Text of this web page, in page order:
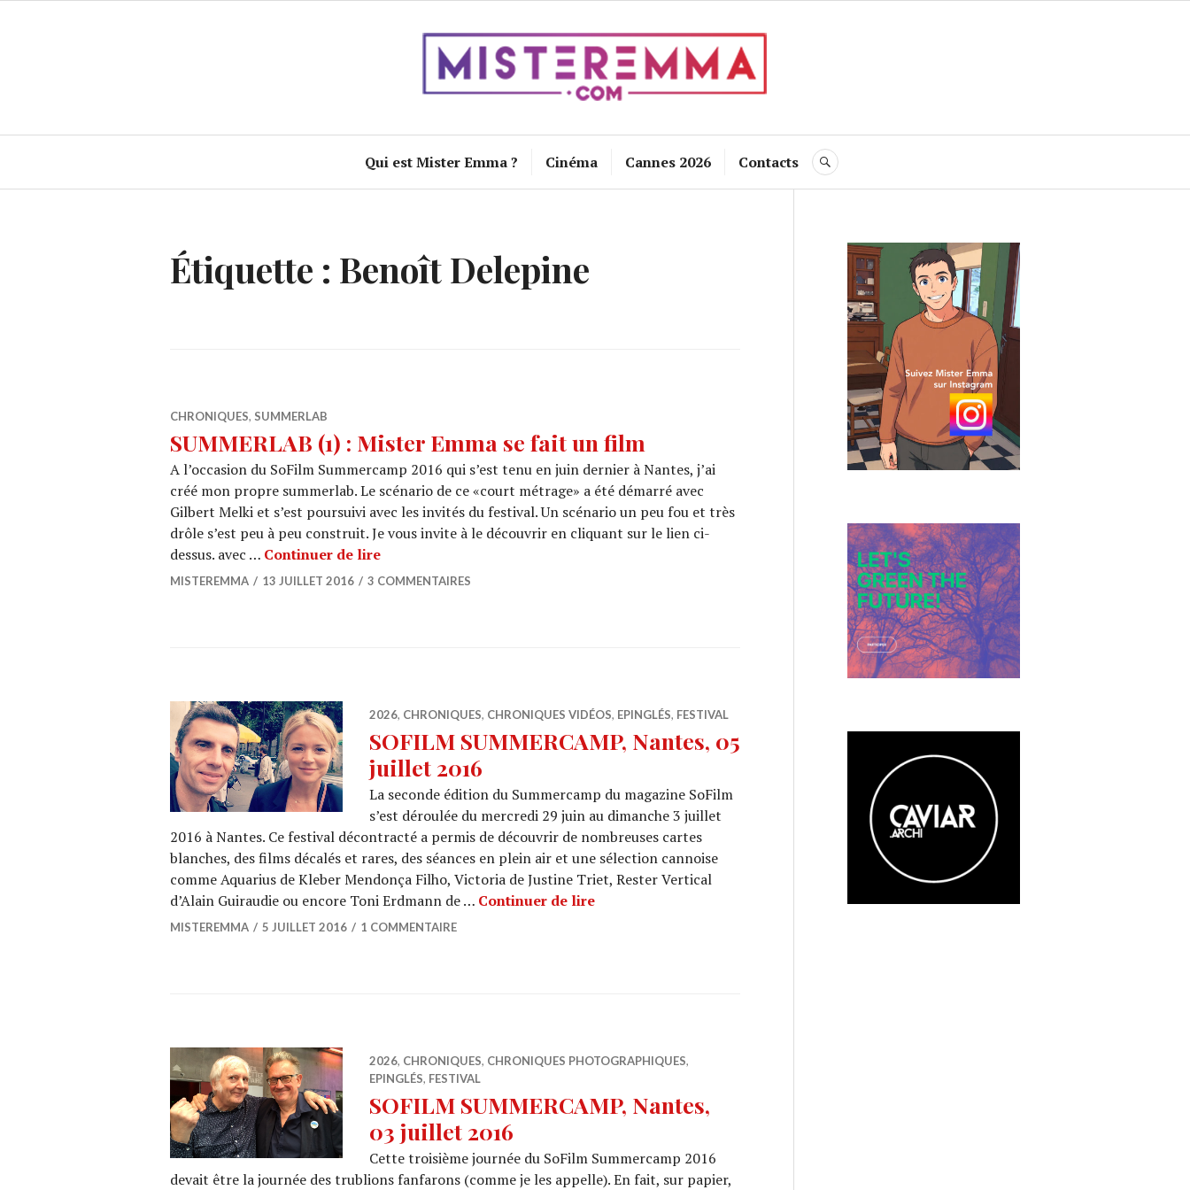
Qui est Mister Emma ? Cinéma Cannes 2026 Contacts RECHERCHE
Étiquette : Benoît Delepine
CHRONIQUES, SUMMERLAB
SUMMERLAB (1) : Mister Emma se fait un film
A l’occasion du SoFilm Summercamp 2016 qui s’est tenu en juin dernier à Nantes, j’ai
créé mon propre summerlab. Le scénario de ce «court métrage» a été démarré avec
Gilbert Melki et s’est poursuivi avec les invités du festival. Un scénario un peu fou et très
drôle s’est peu à peu construit. Je vous invite à le découvrir en cliquant sur le lien ci-
dessus. avec … Continuer de lireSUMMERLAB (1) : Mister Emma se fait un film
MISTEREMMA 13 JUILLET 2016 3 COMMENTAIRES
2026, CHRONIQUES, CHRONIQUES VIDÉOS, EPINGLÉS, FESTIVAL
SOFILM SUMMERCAMP, Nantes, 05
juillet 2016
La seconde édition du Summercamp du magazine SoFilm
s’est déroulée du mercredi 29 juin au dimanche 3 juillet
2016 à Nantes. Ce festival décontracté a permis de découvrir de nombreuses cartes
blanches, des films décalés et rares, des séances en plein air et une sélection cannoise
comme Aquarius de Kleber Mendonça Filho, Victoria de Justine Triet, Rester Vertical
d’Alain Guiraudie ou encore Toni Erdmann de … Continuer de lireSOFILM SUMMERCAMP, Nantes, 05 juillet 2016
MISTEREMMA 5 JUILLET 2016 1 COMMENTAIRE
2026, CHRONIQUES, CHRONIQUES PHOTOGRAPHIQUES,
EPINGLÉS, FESTIVAL
SOFILM SUMMERCAMP, Nantes,
03 juillet 2016
Cette troisième journée du SoFilm Summercamp 2016
devait être la journée des trublions fanfarons (comme je les appelle). En fait, sur papier,